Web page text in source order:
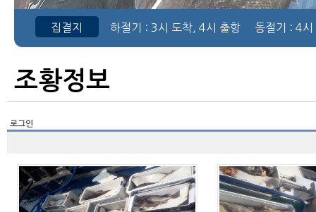
집결지 하절기 : 3시 도착, 4시 출항 동절기 : 4시
조황정보
로그인